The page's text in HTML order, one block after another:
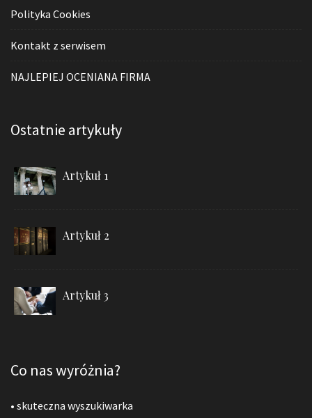
Polityka Cookies
Kontakt z serwisem
NAJLEPIEJ OCENIANA FIRMA
Ostatnie artykuły
Artykuł 1
Artykuł 2
Artykuł 3
Co nas wyróżnia?
• skuteczna wyszukiwarka